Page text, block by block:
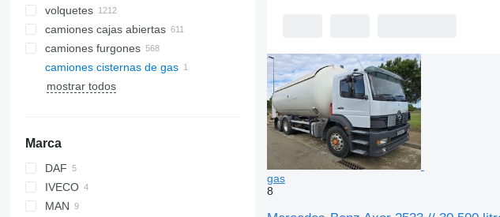
volquetes
camiones cajas abiertas
camiones furgones
camiones cisternas de gas
mostrar todos
Marca
DAF
CF
LF
Cargo
IVECO
EuroCargo
T-series
MAN
gas
8